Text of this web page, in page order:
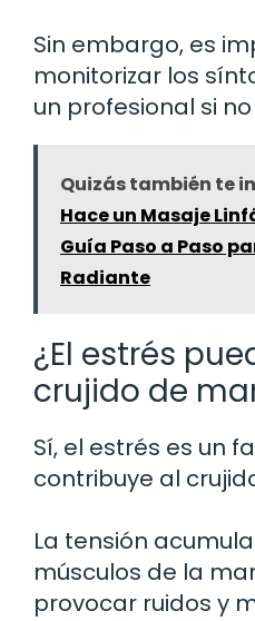
Sin embargo, es
monitorizar los
un profesional si
Quizás también te
Hace un Masaje
Guía Paso a Paso
Radiante
¿El estrés
crujido de
Sí, el estrés es un
contribuye al
La tensión
músculos de la
provocar ruidos y